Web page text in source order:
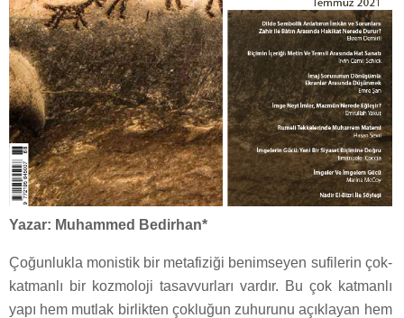
Yazar: Muhammed Bedirhan*
Çoğunlukla monistik bir metafiziği benimseyen sufilerin çok-
katmanlı bir kozmoloji tasavvurları vardır. Bu çok katmanlı
yapı hem mutlak birlikten çokluğun zuhurunu açıklayan hem